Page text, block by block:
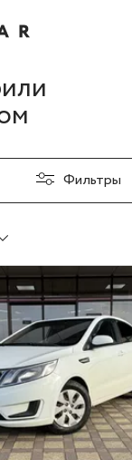
Фильтры